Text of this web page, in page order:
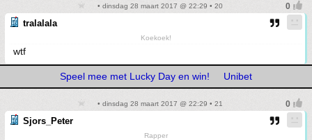
• dinsdag 28 maart 2017 @ 22:29 • 20
tralalala
Koekoek!
wtf
Speel mee met Lucky Day en win! Unibet
• dinsdag 28 maart 2017 @ 22:29 • 21
Sjors_Peter
Rapper